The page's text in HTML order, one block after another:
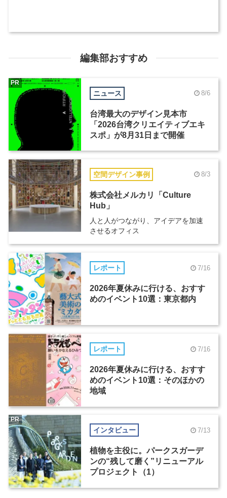
編集部おすすめ
ニュース 8/6
台湾最大のデザイン見本市
「2026台湾クリエイティブエキ
スポ」が8月31日まで開催
PR
空間デザイン事例 8/3
株式会社メルカリ「Culture
Hub」
人と人がつながり、アイデアを加速
させるオフィス
レポート 7/16
2026年夏休みに行ける、おすす
めのイベント10選：東京都内
レポート 7/16
2026年夏休みに行ける、おすす
めのイベント10選：そのほかの
地域
インタビュー 7/13
植物を主役に。パークスガーデ
ンの“残して磨く”リニューアル
プロジェクト（1）
PR